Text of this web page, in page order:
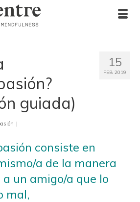
15
FEB 2019
guiada)
|
consiste en
a de la manera
un amigo/a que lo
mal,